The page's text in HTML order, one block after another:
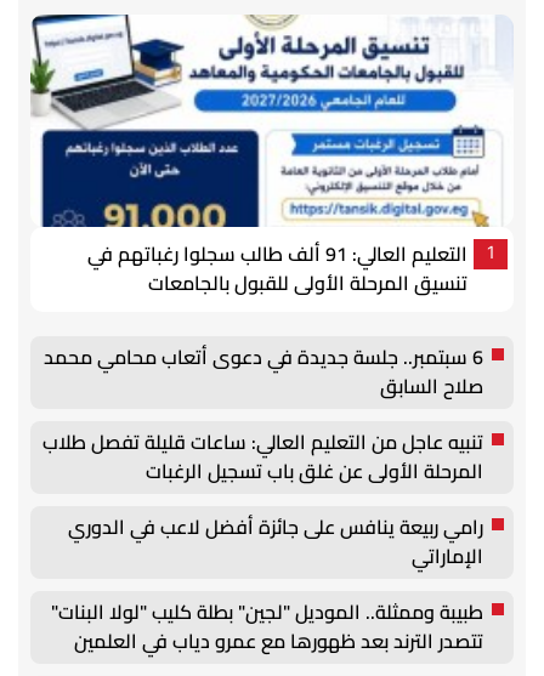
1
التعليم العالي: 91 ألف طالب سجلوا رغباتهم في
تنسيق المرحلة الأولى للقبول بالجامعات
6 سبتمبر.. جلسة جديدة في دعوى أتعاب محامي محمد
صلاح السابق
تنبيه عاجل من التعليم العالي: ساعات قليلة تفصل طلاب
المرحلة الأولى عن غلق باب تسجيل الرغبات
رامي ربيعة ينافس على جائزة أفضل لاعب في الدوري
الإماراتي
طبيبة وممثلة.. الموديل "لجين" بطلة كليب "لولا البنات"
تتصدر الترند بعد ظهورها مع عمرو دياب في العلمين